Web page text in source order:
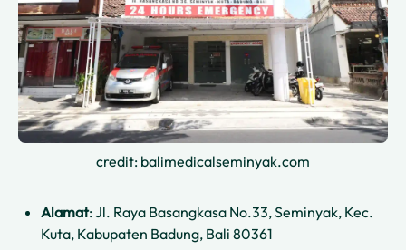
credit: balimedicalseminyak.com
Alamat: Jl. Raya Basangkasa No.33, Seminyak, Kec.
Kuta, Kabupaten Badung, Bali 80361